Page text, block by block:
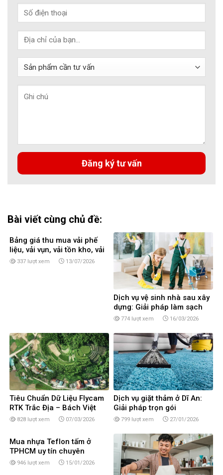
Bài viết cùng chủ đề:
Bảng giá thu mua vải phế
liệu, vải vụn, vải tồn kho, vải
cây, vải khúc tại TPHCM
337 lượt xem 13/07/2026
Dịch vụ vệ sinh nhà sau xây
dựng: Giải pháp làm sạch
toàn diện
774 lượt xem 16/03/2026
Tiêu Chuẩn Dữ Liệu Flycam
RTK Trắc Địa – Bách Việt
United
828 lượt xem 07/03/2026
Dịch vụ giặt thảm ở Dĩ An:
Giải pháp trọn gói
799 lượt xem 27/01/2026
Mua nhựa Teflon tấm ở
TPHCM uy tín chuyên
nghiệp
946 lượt xem 15/01/2026